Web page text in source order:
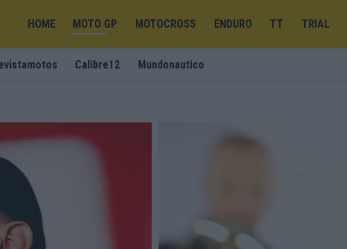
HOME MOTO GP MOTOCROSS ENDURO TT TRIAL
Calibre12 Mundonautico